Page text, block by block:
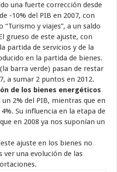
una fuerte corrección desde
-10% del PIB en 2007, con
y viajes”, a un saldo
grueso de este ajuste, con
partida de servicios y de la
en la partida de bienes.
barra verde) pasan de restar
a sumar 2 puntos en 2012.
de los bienes energéticos
un 2% del PIB, mientras que en
Su influencia en la etapa de
en 2008 ya nos suponían un
ajuste en los bienes no
ver una evolución de las